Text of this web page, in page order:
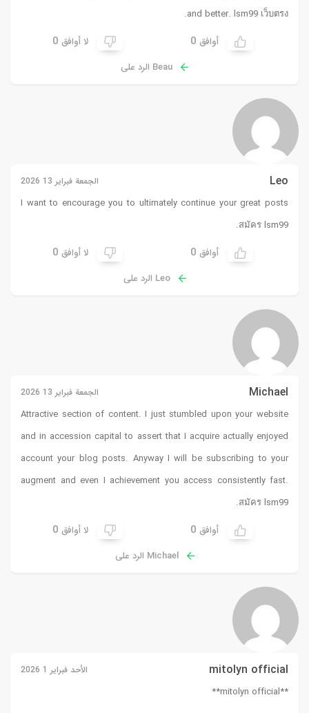
and better. lsm99 เว็บตรง
.
أوافق 0 لا أوافق 0
Beau الرد على
Leo الجمعة فبراير 13 2026
I want to encourage you to ultimately continue your great posts
สมัคร lsm99
.
أوافق 0 لا أوافق 0
Leo الرد على
Michael الجمعة فبراير 13 2026
Attractive section of content. I just stumbled upon your website
and in accession capital to assert that I acquire actually enjoyed
account your blog posts. Anyway I will be subscribing to your
augment and even I achievement you access consistently fast.
สมัคร lsm99
.
أوافق 0 لا أوافق 0
Michael الرد على
mitolyn official الأحد فبراير 1 2026
**mitolyn official**